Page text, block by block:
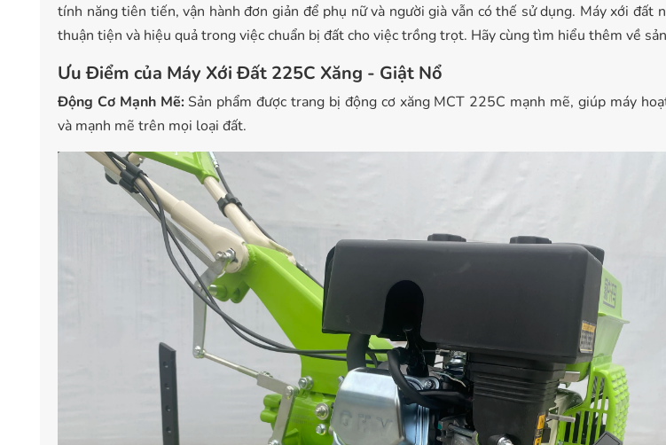
tính năng tiên tiến, vận hành đơn giản để phụ nữ và người già vẫn có thế sử dụng. Máy xới đất
thuận tiện và hiệu quả trong việc chuẩn bị đất cho việc trồng trọt. Hãy cùng tìm hiểu thêm về
Ưu Điểm của Máy Xới Đất 225C Xăng - Giật Nổ
Động Cơ Mạnh Mẽ:Sản phẩm được trang bị động cơ xăng MCT 225C mạnh mẽ, giúp máy
và mạnh mẽ trên mọi loại đất.